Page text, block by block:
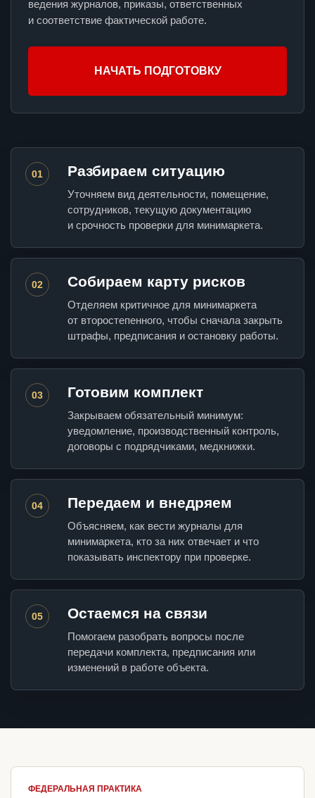
ведения журналов, приказы, ответственных
и соответствие фактической работе.
НАЧАТЬ ПОДГОТОВКУ
01 Разбираем ситуацию
Уточняем вид деятельности, помещение,
сотрудников, текущую документацию
и срочность проверки для минимаркета.
02 Собираем карту рисков
Отделяем критичное для минимаркета
от второстепенного, чтобы сначала закрыть
штрафы, предписания и остановку работы.
03 Готовим комплект
Закрываем обязательный минимум:
уведомление, производственный контроль,
договоры с подрядчиками, медкнижки.
04 Передаем и внедряем
Объясняем, как вести журналы для
минимаркета, кто за них отвечает и что
показывать инспектору при проверке.
05 Остаемся на связи
Помогаем разобрать вопросы после
передачи комплекта, предписания или
изменений в работе объекта.
ФЕДЕРАЛЬНАЯ ПРАКТИКА